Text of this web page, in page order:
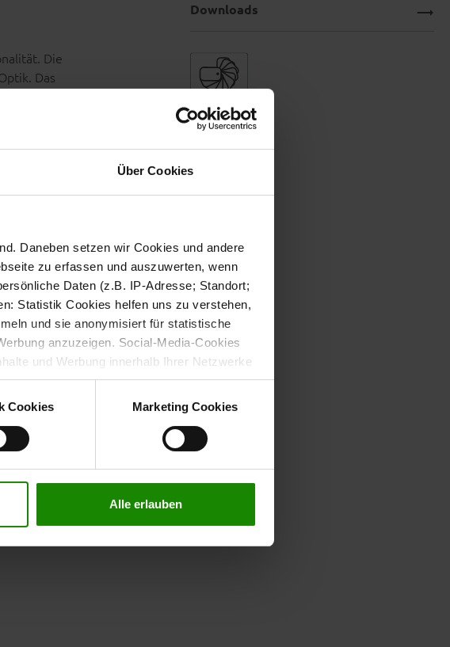
Über Cookies
Daneben setzen wir Cookies und andere
zu erfassen und auszuwerten, wenn
Daten (z.B. IP-Adresse; Standort;
Statistik Cookies helfen uns zu verstehen,
und sie anonymisiert für statistische
anzuzeigen. Social-Media-Cookies
und Werbung innerhalb Ihrer Netzwerke
Cookies zulassen möchten.
oder auf „ Einverstanden
“, wenn Sie mit
Informationen lesen Sie bitte unsere
Cookies Marketing Cookies
Alle erlauben
Die
Das
die Ebenen
ca. 95 x 60
(B/LxT),
mit
Downloads